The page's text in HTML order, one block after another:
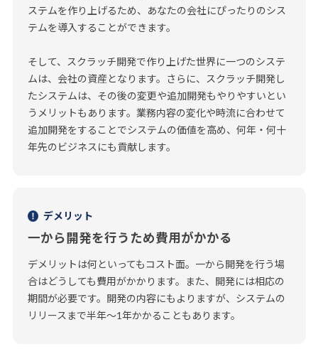
ステムを作り上げるため、あなたの会社にぴったりのシス
テムを導入することができます。
そして、スクラッチ開発で作り上げた世界に一つのシステ
ムは、会社の資産となります。さらに、スクラッチ開発し
たシステムは、その後の変更や追加開発もやりやすいとい
うメリットもあります。業務内容の変化や時流に合わせて
追加開発をすることでシステムの価値を高め、何年・何十
年先のビジネスにも貢献します。
デメリット
一から開発を行うため費用がかかる
デメリットは何といってもコスト面。一から開発を行う場
合はどうしても費用がかかります。また、開発には相応の
期間が必要です。開発の内容にもよりますが、システムの
リリースまで半年～1年かかることもあります。